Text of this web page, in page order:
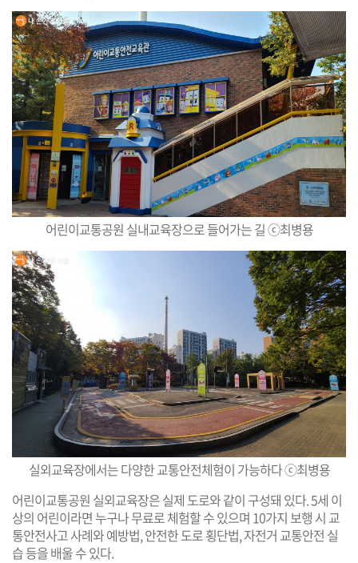
어린이교통공원 실내교육장으로 들어가는 길 ⓒ최병용
실외교육장에서는 다양한 교통안전체험이 가능하다 ⓒ최병용
어린이교통공원 실외교육장은 실제 도로와 같이 구성돼 있다. 5세 이
상의 어린이라면 누구나 무료로 체험할 수 있으며 10가지 보행 시 교
통안전사고 사례와 예방법, 안전한 도로 횡단법, 자전거 교통안전 실
습 등을 배울 수 있다.